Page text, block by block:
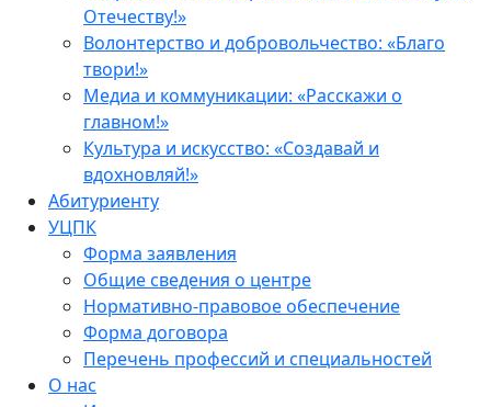
Отечеству!»
Волонтерство и добровольчество: «Благо
твори!»
Медиа и коммуникации: «Расскажи о
главном!»
Культура и искусство: «Создавай и
вдохновляй!»
Абитуриенту
УЦПК
Форма заявления
Общие сведения о центре
Нормативно-правовое обеспечение
Форма договора
Перечень профессий и специальностей
О нас